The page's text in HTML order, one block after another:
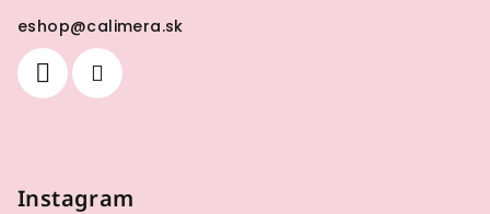
eshop@calimera.sk
Instagram